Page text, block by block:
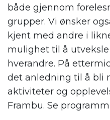
både gjennom
grupper. Vi ønsker
kjent med andre i
mulighet til å
hverandre. På
det anledning til å bli
aktiviteter og
Frambu. Se